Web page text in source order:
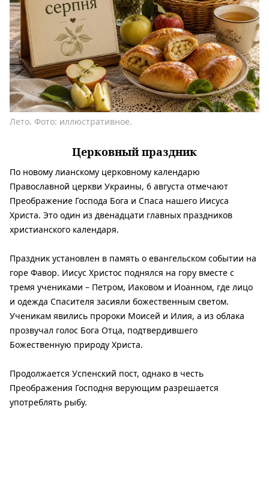
Лето. Фото: иллюстративное.
Церковный праздник
По новому лианскому церковному календарю
Православной церкви Украины, 6 августа отмечают
Преображение Господа Бога и Спаса нашего Иисуса
Христа. Это один из двенадцати главных праздников
христианского календаря.
Праздник установлен в память о евангельском событии на
горе Фавор. Иисус Христос поднялся на гору вместе с
тремя учениками – Петром, Иаковом и Иоанном, где лицо
и одежда Спасителя засияли божественным светом.
Ученикам явились пророки Моисей и Илия, а из облака
прозвучал голос Бога Отца, подтвердившего
Божественную природу Христа.
Продолжается Успенский пост, однако в честь
Преображения Господня верующим разрешается
употреблять рыбу.